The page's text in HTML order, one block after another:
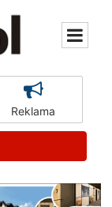
Reklama